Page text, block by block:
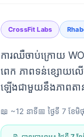
CrossFit Labs
ការឈឺចាប់ក្រោយ
ពេក ភាពទន់ខ្សោយល
ឡើងជាមួយនឹងភាពត
📖 ~12 នាទី📅 ថ្ងៃទី 7 ខែមិ